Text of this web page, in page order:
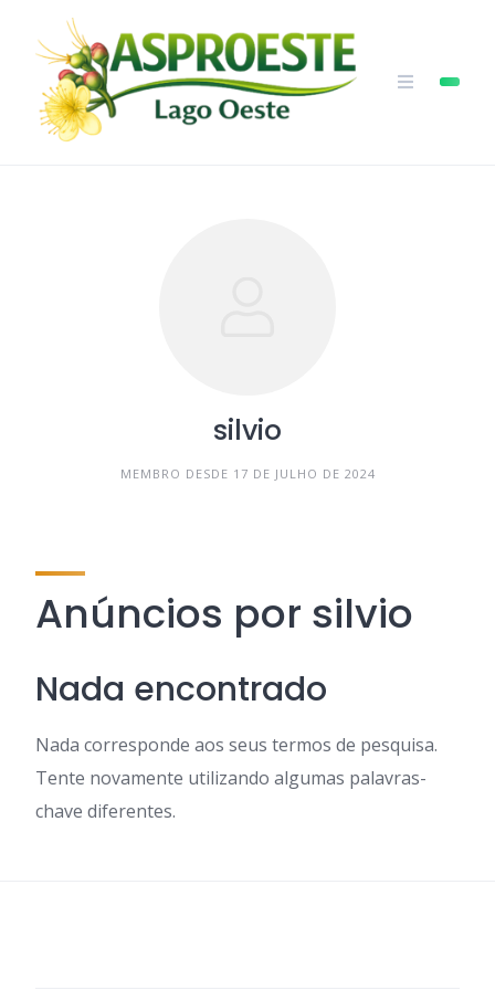
content
silvio
MEMBRO DESDE 17 DE JULHO DE 2024
Anúncios por silvio
Nada encontrado
Nada corresponde aos seus termos de pesquisa.
Tente novamente utilizando algumas palavras-
chave diferentes.